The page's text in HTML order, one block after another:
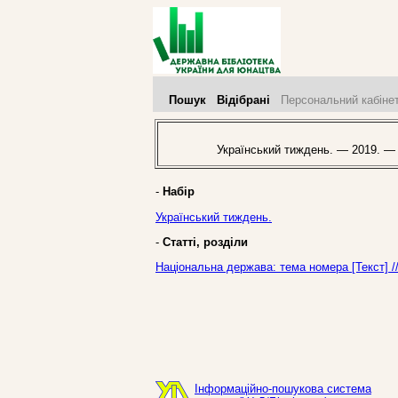
Пошук Відібрані Персональний
Український тиждень. — 2019.
- Набір
Український тиждень.
- Статті, розділи
Національна держава: тема номера
Інформаційно-пошукова система